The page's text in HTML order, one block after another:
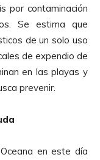
por contaminación
Se estima que
de un solo uso
de expendio de
en las playas y
prevenir.
en este día